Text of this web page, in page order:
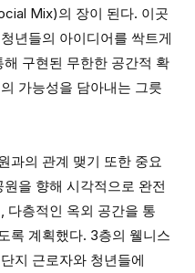
Mix)의 장이 된다. 이곳
년들의 아이디어를 싹트게
구현된 무한한 공간적 확
가능성을 담아내는 그릇
과의 관계 맺기 또한 중요
을 향해 시각적으로 완전
다층적인 옥외 공간을 통
록 계획했다. 3층의 웰니스
지 근로자와 청년들에